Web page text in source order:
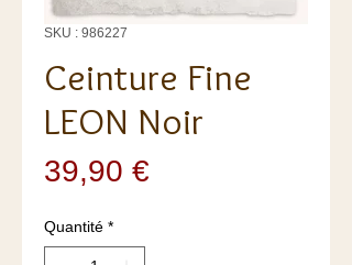
SKU : 986227
Ceinture Fine
LEON Noir
39,90 €
Quantité *